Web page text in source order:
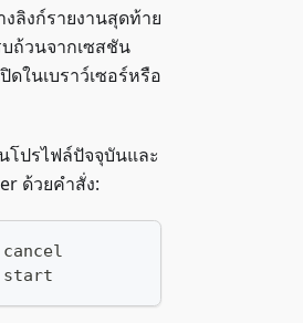
ลิงก์รายงานสุดท้าย
ถ้วนจากเซสชัน
ในเบราว์เซอร์หรือ
โปรไฟล์ปัจจุบันและ
ด้วยคำสั่ง: